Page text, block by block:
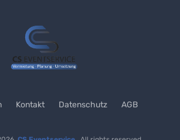
Kontakt Datenschutz AGB